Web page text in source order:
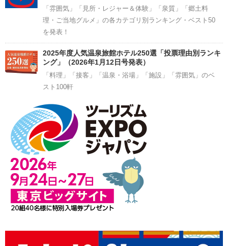
「雰囲気」「見所・レジャー＆体験」「泉質」「郷土料
理・ご当地グルメ」の各カテゴリ別ランキング・ベスト50
を発表！
2025年度人気温泉旅館ホテル250選「投票理由別ランキ
ング」（2026年1月12日号発表）
「料理」「接客」「温泉・浴場」「施設」「雰囲気」のベ
スト100軒